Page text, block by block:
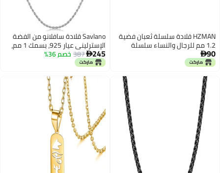
HZMAN قلادة سلسلة ثعبان فضية
1.2 مم للرجال والنساء سلسلة
رقيقة من الفولاذ المقاوم للصدأ
90
Savlano قلادة سافلانو من الفضة
الإسترليني عيار 925، بسمك 1 مم،
بتصميم حبل إيطالي صلب، وسلسلة
ملتوية مقطوعة بالماس، مع علبة
إيطاليا (18، 1 مم)
245
387 خصم 36%